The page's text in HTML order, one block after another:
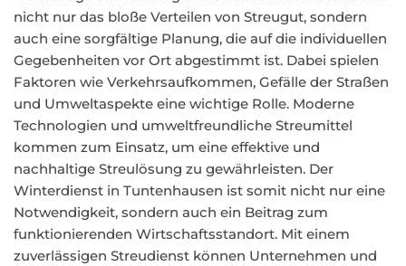
nicht nur das bloße Verteilen von Streugut, sondern
auch eine sorgfältige Planung, die auf die individuellen
Gegebenheiten vor Ort abgestimmt ist. Dabei spielen
Faktoren wie Verkehrsaufkommen, Gefälle der Straßen
und Umweltaspekte eine wichtige Rolle. Moderne
Technologien und umweltfreundliche Streumittel
kommen zum Einsatz, um eine effektive und
nachhaltige Streulösung zu gewährleisten. Der
Winterdienst in Tuntenhausen ist somit nicht nur eine
Notwendigkeit, sondern auch ein Beitrag zum
funktionierenden Wirtschaftsstandort. Mit einem
zuverlässigen Streudienst können Unternehmen und